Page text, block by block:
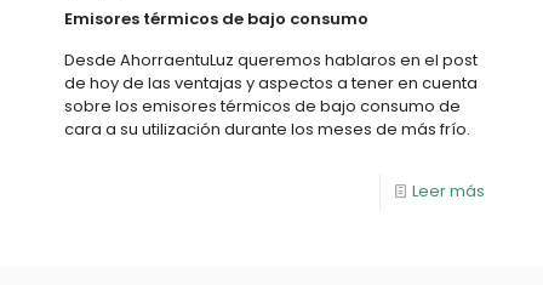
Emisores térmicos de bajo consumo
Desde AhorraentuLuz queremos hablaros en el post
de hoy de las ventajas y aspectos a tener en cuenta
sobre los emisores térmicos de bajo consumo de
cara a su utilización durante los meses de más frío.
Leer más